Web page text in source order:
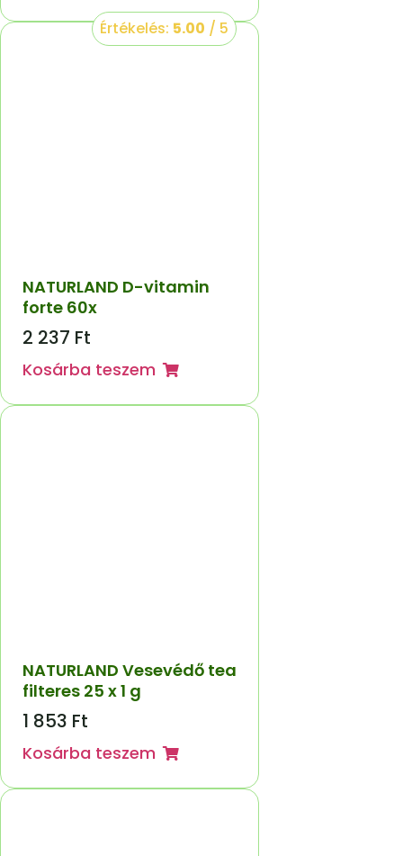
NATURLAND D-vitamin
forte 60x
Értékelés: 5.00 / 5
2 237 Ft
Kosárba teszem
NATURLAND Vesevédő tea
filteres 25 x 1 g
1 853 Ft
Kosárba teszem